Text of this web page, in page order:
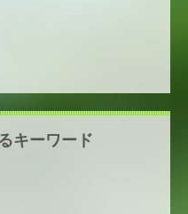
キーワード